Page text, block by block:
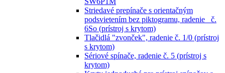
Striedavé prepínače s orientačným
podsvietením bez piktogramu, radenie č.
6So (prístroj s krytom)
Tlačidlá "zvonček", radenie č. 1/0 (prístroj
s krytom)
Sériové spínače, radenie č. 5 (prístroj s
krytom)